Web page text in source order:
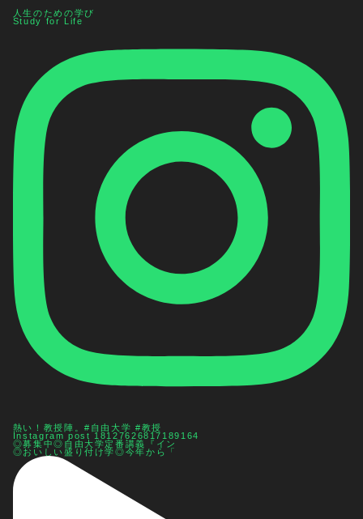
人生のための学び
Study for Life
熱い！教授陣。#自由大学 #教授
Instagram post 18127626817189164
◎募集中◎自由大学定番講義『イン
◎おいしい盛り付け学◎今年から「